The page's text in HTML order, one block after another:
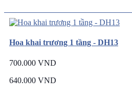
Hoa khai trương 1 tầng - DH13
700.000 VND
640.000 VND